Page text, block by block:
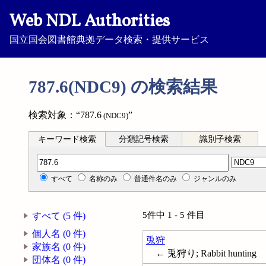
Web NDL Authorities
国立国会図書館典拠データ検索・提供サービス
787.6(NDC9) の検索結果
検索対象：“787.6 (NDC9)”
キーワード検索 分類記号検索 識別子検索
分類記号検索
すべて 名称のみ 普通件名のみ ジャンルのみ
すべて (5 件)
個人名 (0 件)
家族名 (0 件)
団体名 (0 件)
5件中 1 - 5 件目
兎狩
← 兎狩り; Rabbit hunting